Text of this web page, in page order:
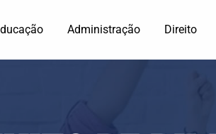
Administração Direito